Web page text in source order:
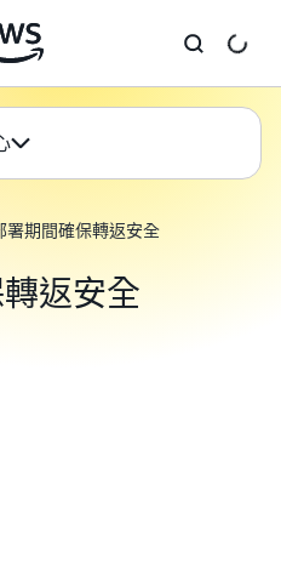
署期間確保轉返安全
返安全